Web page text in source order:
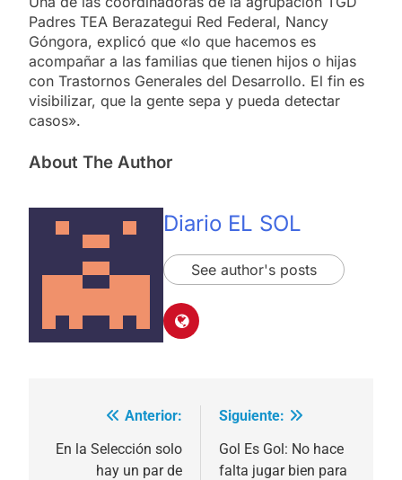
Padres TEA Berazategui Red Federal, Nancy
Góngora, explicó que «lo que hacemos es
acompañar a las familias que tienen hijos o hijas
con Trastornos Generales del Desarrollo. El fin es
visibilizar, que la gente sepa y pueda detectar
casos».
About The Author
Diario EL SOL
See author's posts
Navegación
de
Anterior:
En la Selección solo
hay un par de
Siguiente:
Gol Es Gol: No hace
falta jugar bien para